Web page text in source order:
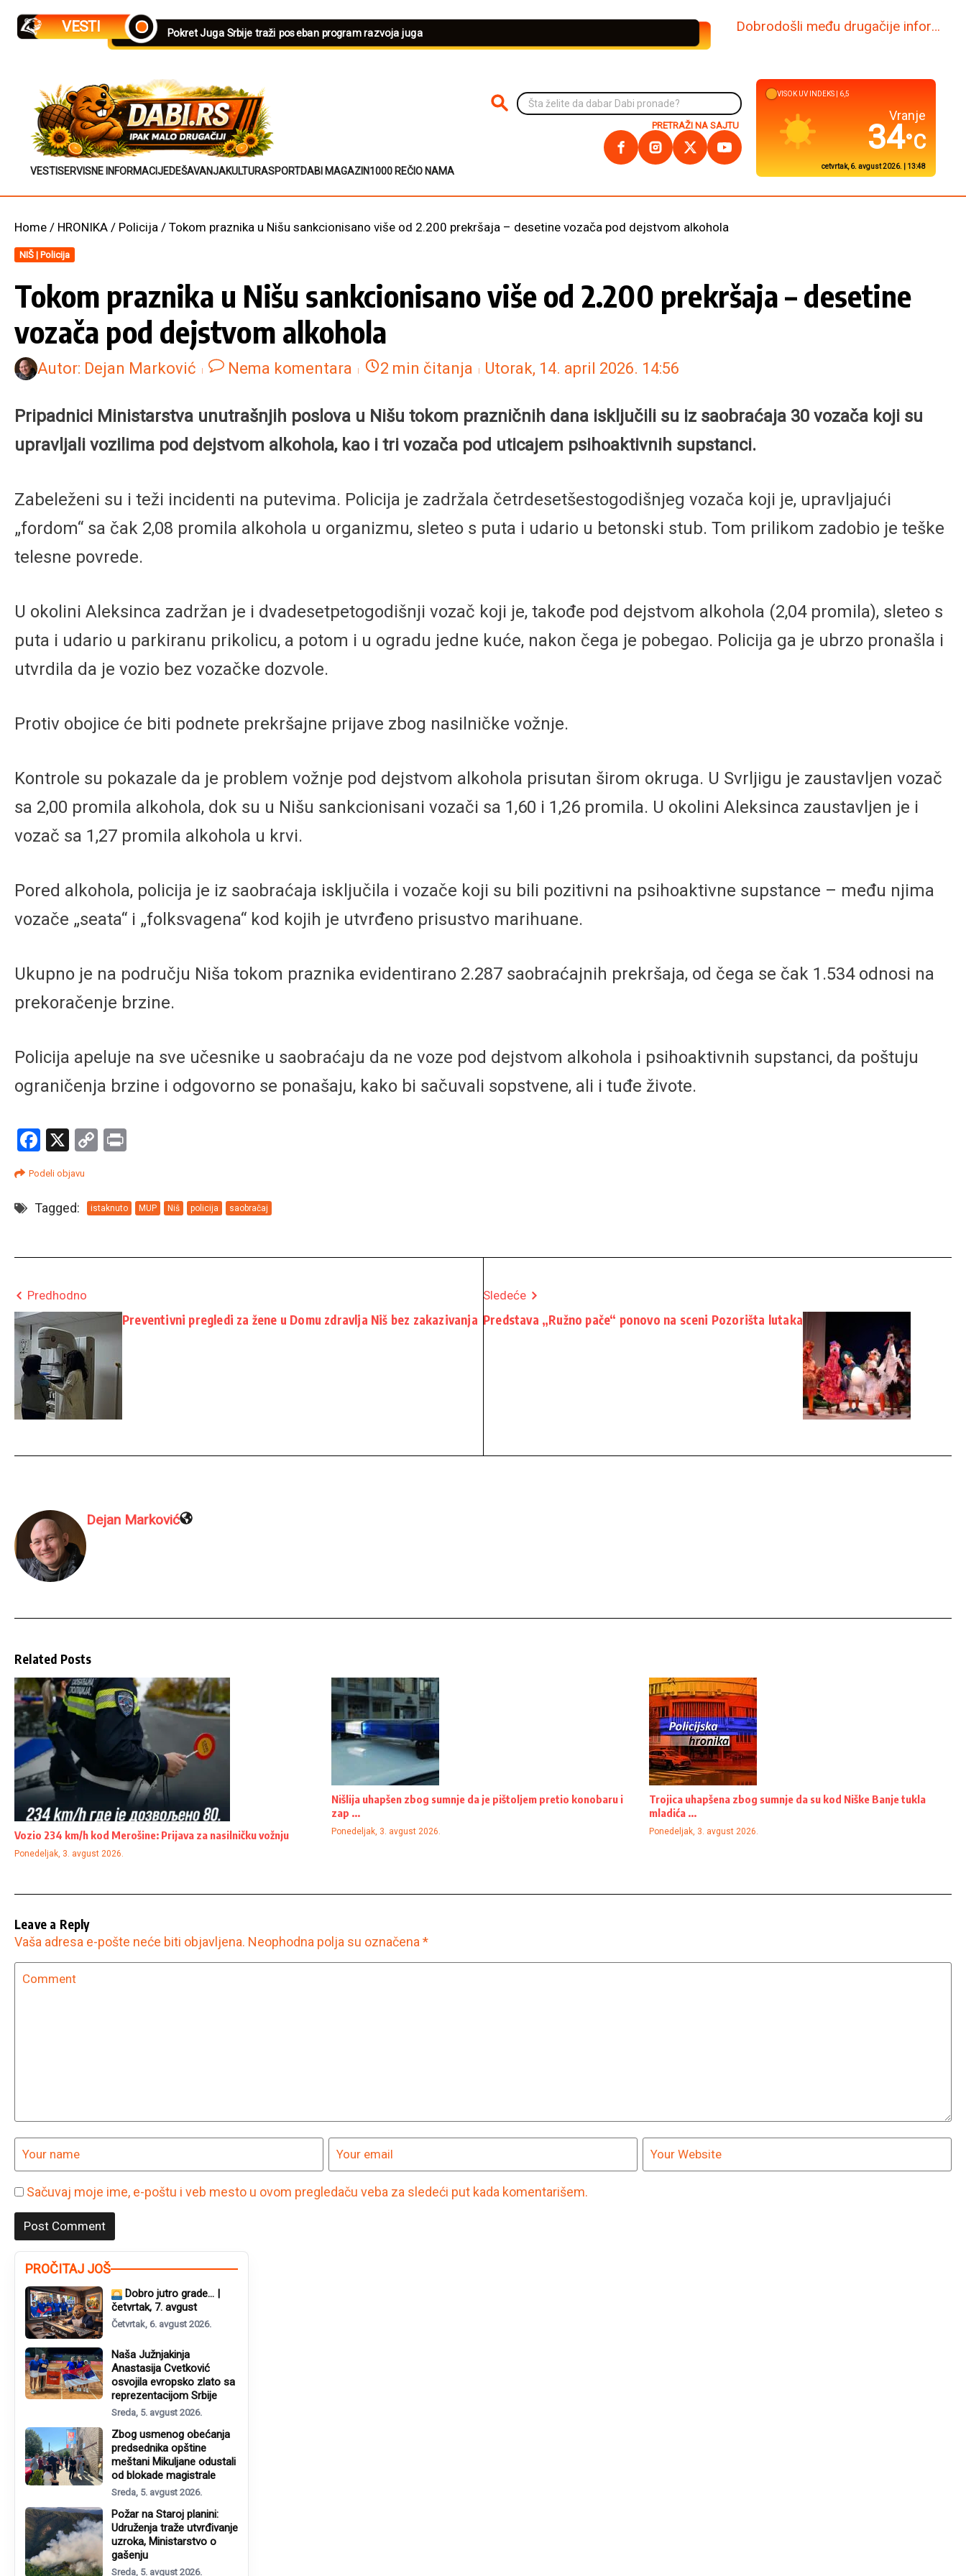
VESTI Pokret Juga Srbije traži poseban program razvoja juga www.dabi.rs
VESTISERVISNE INFORMACIJEDEŠAVANJAKULTURASPORTDABI MAGAZIN1000 REČIO NAMA
PRETRAŽI NA SAJTU
PRETRAŽI NA SAJTU
VISOKUV INDEKS | 7,2
Kuršumlija
35°C
cetvrtak, 6. avgust 2026. | 13:48
Home / HRONIKA / Policija / Tokom praznika u Nišu sankcionisano više od 2.200 prekršaja – desetine vozača pod dejstvom alkohola
NIŠ | Policija
Tokom praznika u Nišu sankcionisano više od 2.200 prekršaja – desetine
vozača pod dejstvom alkohola
Autor: Dejan Marković Nema komentara 2 min čitanja Utorak, 14. april 2026. 14:56
Pripadnici Ministarstva unutrašnjih poslova u Nišu tokom prazničnih dana isključili su iz saobraćaja 30 vozača koji su
upravljali vozilima pod dejstvom alkohola, kao i tri vozača pod uticajem psihoaktivnih supstanci.
Zabeleženi su i teži incidenti na putevima. Policija je zadržala četrdesetšestogodišnjeg vozača koji je, upravljajući
„fordom“ sa čak 2,08 promila alkohola u organizmu, sleteo s puta i udario u betonski stub. Tom prilikom zadobio je teške
telesne povrede.
U okolini Aleksinca zadržan je i dvadesetpetogodišnji vozač koji je, takođe pod dejstvom alkohola (2,04 promila), sleteo s
puta i udario u parkiranu prikolicu, a potom i u ogradu jedne kuće, nakon čega je pobegao. Policija ga je ubrzo pronašla i
utvrdila da je vozio bez vozačke dozvole.
Protiv obojice će biti podnete prekršajne prijave zbog nasilničke vožnje.
Kontrole su pokazale da je problem vožnje pod dejstvom alkohola prisutan širom okruga. U Svrljigu je zaustavljen vozač
sa 2,00 promila alkohola, dok su u Nišu sankcionisani vozači sa 1,60 i 1,26 promila. U okolini Aleksinca zaustavljen je i
vozač sa 1,27 promila alkohola u krvi.
Pored alkohola, policija je iz saobraćaja isključila i vozače koji su bili pozitivni na psihoaktivne supstance – među njima
vozače „seata“ i „folksvagena“ kod kojih je utvrđeno prisustvo marihuane.
Ukupno je na području Niša tokom praznika evidentirano 2.287 saobraćajnih prekršaja, od čega se čak 1.534 odnosi na
prekoračenje brzine.
Policija apeluje na sve učesnike u saobraćaju da ne voze pod dejstvom alkohola i psihoaktivnih supstanci, da poštuju
ograničenja brzine i odgovorno se ponašaju, kako bi sačuvali sopstvene, ali i tuđe živote.
Facebook
X
Copy
Podeli objavu
Tagged: istaknuto MUP Niš policija saobračaj
Predhodno
Preventivni pregledi za žene u Domu zdravlja Niš bez zakazivanja
Sledeće
Predstava „Ružno pače“ ponovo na sceni Pozorišta lutaka
Dejan Marković
Related Posts
Vozio 234 km/h kod Merošine: Prijava za nasilničku vožnju
Ponedeljak, 3. avgust 2026.
Nišlija uhapšen zbog sumnje da je pištoljem pretio konobaru i
zap ...
Ponedeljak, 3. avgust 2026.
Trojica uhapšena zbog sumnje da su kod Niške Banje tukla
mladića ...
Ponedeljak, 3. avgust 2026.
Leave a Reply
Vaša adresa e-pošte neće biti objavljena. Neophodna polja su označena *
Sačuvaj moje ime, e-poštu i veb mesto u ovom pregledaču veba za sledeći put kada komentarišem.
PROČITAJ JOŠ
Dobro jutro grade… |
četvrtak, 7. avgust
Četvrtak, 6. avgust 2026.
Naša Južnjakinja
Anastasija Cvetković
osvojila evropsko zlato sa
reprezentacijom Srbije
Sreda, 5. avgust 2026.
Zbog usmenog obećanja
predsednika opštine
meštani Mikuljane odustali
od blokade magistrale
Sreda, 5. avgust 2026.
Požar na Staroj planini:
Udruženja traže utvrđivanje
uzroka, Ministarstvo o
gašenju
Sreda, 5. avgust 2026.